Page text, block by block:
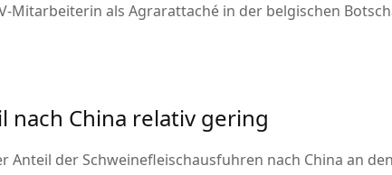
Mitarbeiterin als Agrarattaché in der belgischen
nach China relativ gering
Anteil der Schweinefleischausfuhren nach China an